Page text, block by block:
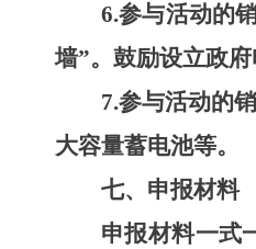
6.参与活动的
墙”。鼓励设立政
7.参与活动的
大容量蓄电池等。
七、 申报材料
申报材料一式